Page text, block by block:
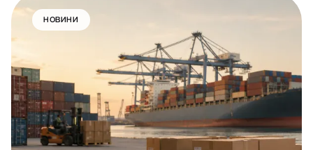
НОВИНИ